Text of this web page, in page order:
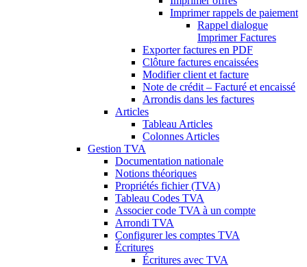
Imprimer rappels de paiement
Rappel dialogue
Imprimer Factures
Exporter factures en PDF
Clôture factures encaissées
Modifier client et facture
Note de crédit – Facturé et encaissé
Arrondis dans les factures
Articles
Tableau Articles
Colonnes Articles
Gestion TVA
Documentation nationale
Notions théoriques
Propriétés fichier (TVA)
Tableau Codes TVA
Associer code TVA à un compte
Arrondi TVA
Configurer les comptes TVA
Écritures
Écritures avec TVA